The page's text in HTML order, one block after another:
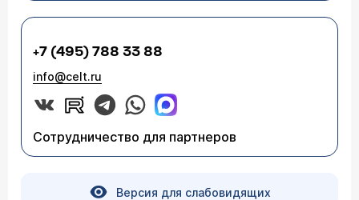
+7 (495) 788 33 88
info@celt.ru
Сотрудничество для партнеров
Версия для слабовидящих